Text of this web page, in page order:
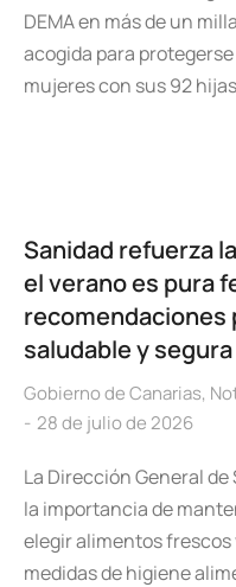
DEMA en más de un
acogida para
mujeres con sus 92
Sanidad refuerza
el verano es pura
recomendaciones
saludable y segura
Gobierno de Canarias,
28 de julio de 2026
La Dirección General
la importancia de
elegir alimentos frescos
medidas de higiene